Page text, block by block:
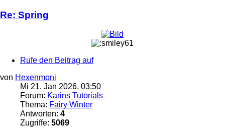
Re: Spring
Rufe den Beitrag auf
von Hexenmoni
Mi 21. Jan 2026, 03:50
Forum: Karins Tutorials
Thema: Fairy Winter
Antworten: 4
Zugriffe: 5069